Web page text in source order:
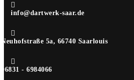

info@dartwerk-saar.de

Neuhofstraße 5a, 66740 Saarlouis

06831 - 6984066